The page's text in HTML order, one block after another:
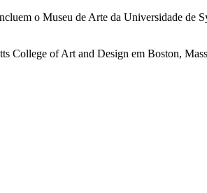
o Museu de Arte da Universidade
College of Art and Design em Boston,